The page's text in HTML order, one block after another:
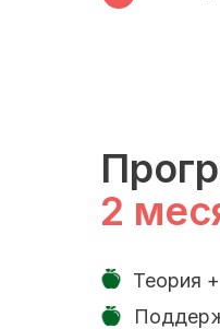
2
Теория